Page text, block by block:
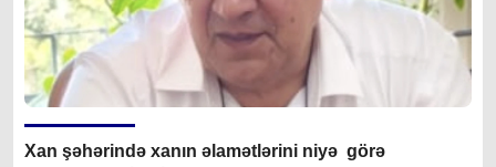
Xan şəhərində xanın əlamətlərini niyə görə